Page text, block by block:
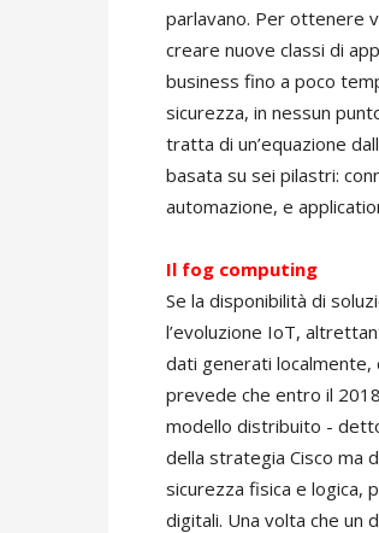
parlavano. Per ottenere
creare nuove classi di
business fino a poco
sicurezza, in nessun
tratta di un’equazione
basata su sei pilastri:
automazione, e
Il fog computing
Se la disponibilità di
l’evoluzione IoT,
dati generati localmente,
prevede che entro il
modello distribuito -
della strategia Cisco ma
sicurezza fisica e logica,
digitali. Una volta che un